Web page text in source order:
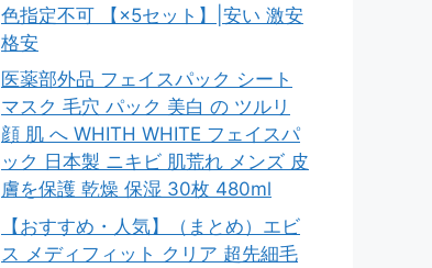
色指定不可 【×5セット】|安い 激安
格安
医薬部外品 フェイスパック シート
マスク 毛穴 パック 美白 の ツルリ
顔 肌 へ WHITH WHITE フェイスパ
ック 日本製 ニキビ 肌荒れ メンズ 皮
膚を保護 乾燥 保湿 30枚 480ml
【おすすめ・人気】（まとめ）エビ
ス メディフィット クリア 超先細毛